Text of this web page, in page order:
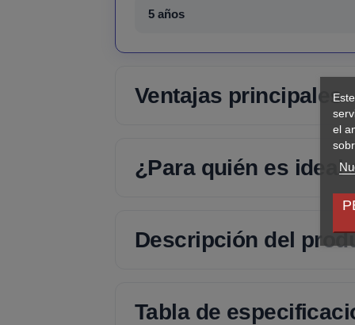
el
5 años
Ventajas principales
¿Para quién es ideal
Descripción del
Tabla de